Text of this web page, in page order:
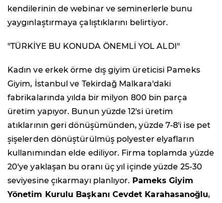
kendilerinin de webinar ve seminerlerle bunu
yaygınlaştırmaya çalıştıklarını belirtiyor.
"TÜRKİYE BU KONUDA ÖNEMLİ YOL ALDI"
Kadın ve erkek örme dış giyim üreticisi Pameks
Giyim, İstanbul ve Tekirdağ Malkara'daki
fabrikalarında yılda bir milyon 800 bin parça
üretim yapıyor. Bunun yüzde 12'si üretim
atıklarının geri dönüşümünden, yüzde 7-8'i ise pet
şişelerden dönüştürülmüş polyester elyafların
kullanımından elde ediliyor. Firma toplamda yüzde
20'ye yaklaşan bu oranı üç yıl içinde yüzde 25-30
seviyesine çıkarmayı planlıyor. Pameks Giyim
Yönetim Kurulu Başkanı Cevdet Karahasanoğlu,